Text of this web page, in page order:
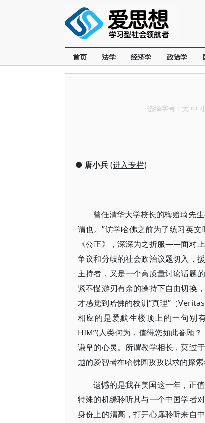
首页 法学 经济学 政治学
选择字号： 大 中
● 唐小兵(进入专栏)
曾任清华大学校长的梅贻琦先
谓也。”访学哈佛之前为了练习英
《公正》，深深为之折服——面对
争议和分歧的社会政治议题切入，
主持者，又是一个高质量讨论话题
紧不慢游刃有余的操持下自由切换
才感觉到哈佛的校训“真理”（
相应的是爱默生楼顶上的一句别
HIM”(人类何为，值得您如此眷顾
谦卑的心灵。所谓教学相长，莫过
越的爱智者在哈佛园孜孜以求的探索
遗憾的是我在美国这一年，正
特殊的机缘聆听其与一个中国学者
身份上的清高，打开心扉聆听来自